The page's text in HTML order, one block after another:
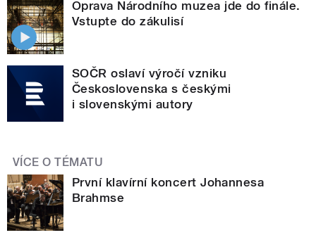
Oprava Národního muzea jde do finále.
Vstupte do zákulisí
SOČR oslaví výročí vzniku
Československa s českými
i slovenskými autory
VÍCE O TÉMATU
První klavírní koncert Johannesa
Brahmse